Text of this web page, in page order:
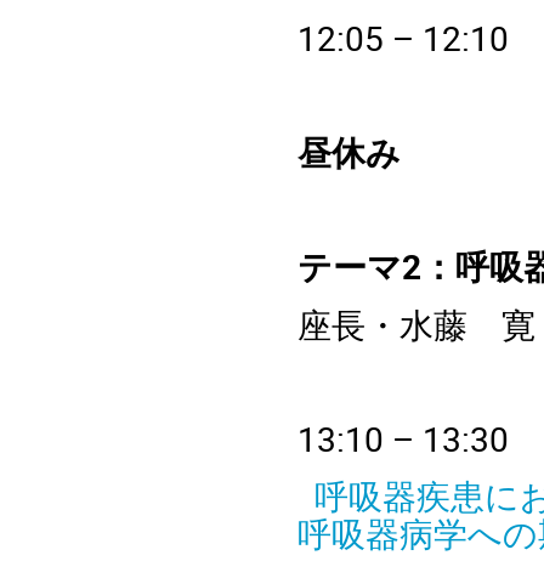
12:05 –
昼休み
テーマ2：呼吸
座長・ 水藤 寛
13:10 –
呼吸器疾患に
呼吸器病学へ